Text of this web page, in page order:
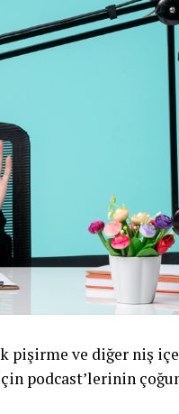
pişirme ve diğer niş
podcast’lerinin